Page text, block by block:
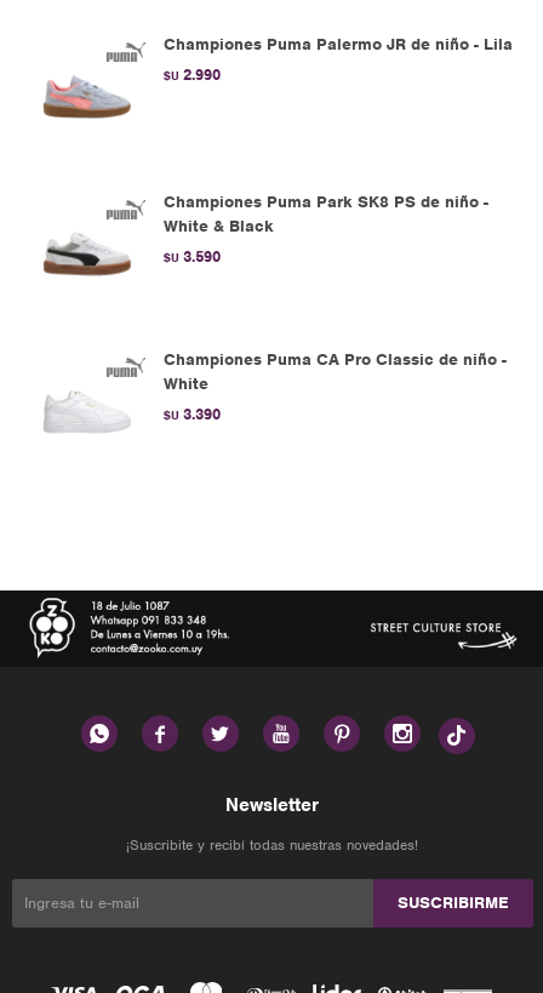
Championes Puma Palermo JR de niño - Lila
$U 2.990
Championes Puma Park SK8 PS de niño -
White & Black
$U 3.590
Championes Puma CA Pro Classic de niño -
White
$U 3.390
     
Newsletter
¡Suscribite y recibí todas nuestras novedades!
SUSCRIBIRME